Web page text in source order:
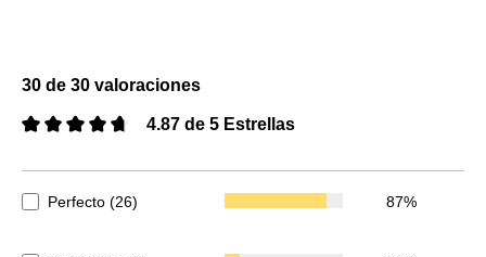
30 de 30 valoraciones
4.87 de 5 Estrellas
Perfecto (26) 87%